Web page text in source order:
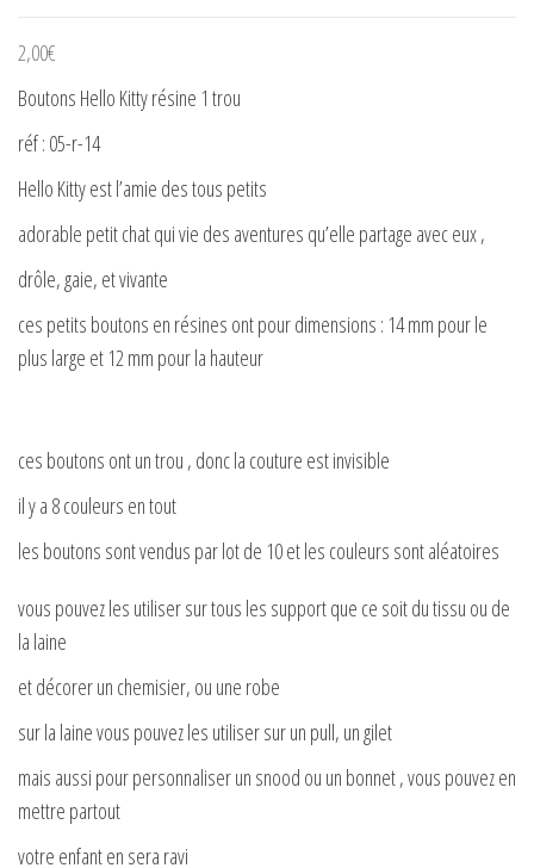
2,00€
Boutons Hello Kitty résine 1 trou
réf : 05-r-14
Hello Kitty est l’amie des tous petits
adorable petit chat qui vie des aventures qu’elle partage avec eux ,
drôle, gaie, et vivante
ces petits boutons en résines ont pour dimensions : 14 mm pour le
plus large et 12 mm pour la hauteur
ces boutons ont un trou , donc la couture est invisible
il y a 8 couleurs en tout
les boutons sont vendus par lot de 10 et les couleurs sont aléatoires
vous pouvez les utiliser sur tous les support que ce soit du tissu ou de
la laine
et décorer un chemisier, ou une robe
sur la laine vous pouvez les utiliser sur un pull, un gilet
mais aussi pour personnaliser un snood ou un bonnet , vous pouvez en
mettre partout
votre enfant en sera ravi